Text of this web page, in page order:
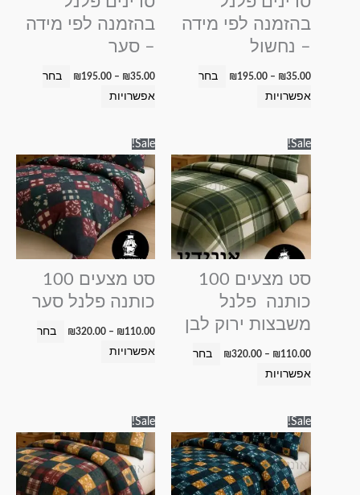
בהזמנה לפי מידה
– נחשול
₪35.00
–
₪195.00
בחר
אפשרויות
לבחור
את
האפשרויות
בהזמנה לפי מידה
– סער
₪35.00
–
₪195.00
בחר
אפשרויות
לבחור
את
Sale!
סט מצעים 100
כותנה פלנל
משבצות ירוק לבן
₪110.00
–
₪320.00
מחירים:
⁦₪110.00⁩
עד
⁦₪320.00⁩
בחר
אפשרויות
זה
יש
מספר
סוגים.
ניתן
את
האפשרויות
בעמוד
Sale!
סט מצעים 100
כותנה פלנל סער
₪110.00
–
₪320.00
מחירים:
⁦₪110.00⁩
עד
⁦₪320.00⁩
בחר
אפשרויות
זה
יש
מספר
סוגים.
ניתן
את
האפשרויות
בעמוד
Sale!
מחירים:
⁦₪110.00⁩
עד
⁦₪320.00⁩
זה
יש
מספר
Sale!
מחירים:
⁦₪110.00⁩
עד
⁦₪320.00⁩
זה
יש
מספר